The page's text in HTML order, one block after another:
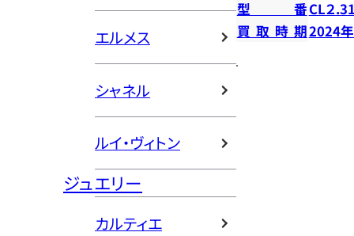
エルメス
シャネル
ルイ・ヴィトン
ジュエリー
カルティエ
型番CL２
買取時期2024